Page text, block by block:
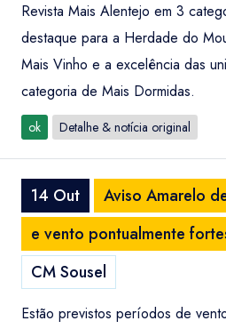
Revista Mais Alentejo em 3
destaque para a Herdade do
Mais Vinho e a excelência das
categoria de Mais Dormidas.
ok Detalhe & notícia original
14 Out
Aviso Amarelo
e vento pontualmente
CM Sousel
Estão previstos períodos de